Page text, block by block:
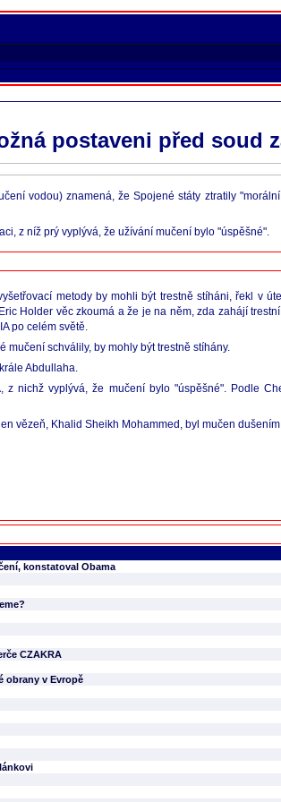
postaveni před soud
vodou) znamená, že Spojené státy ztratily
z níž prý vyplývá, že užívání mučení bylo "úspěšné".
metody by mohli být trestně stíháni, řekl v
Holder věc zkoumá a že je na něm, zda zahájí
po celém světě.
mučení schválily, by mohly být trestně stíhány.
Abdullaha.
nichž vyplývá, že mučení bylo "úspěšné". Podle
vězeň, Khalid Sheikh Mohammed, byl mučen
konstatoval Obama
CZAKRA
obrany v Evropě